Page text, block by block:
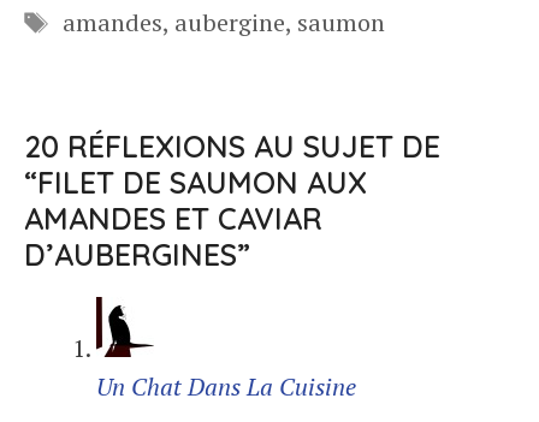
Étiquettes
amandes, aubergine, saumon
20 RÉFLEXIONS AU SUJET DE
“FILET DE SAUMON AUX
AMANDES ET CAVIAR
D’AUBERGINES”
Un Chat Dans La Cuisine